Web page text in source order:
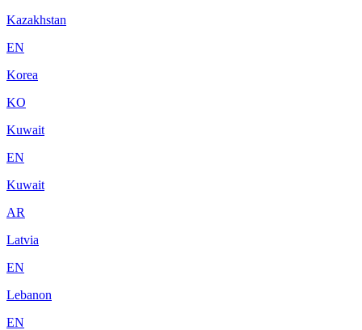
Kazakhstan
EN
Korea
KO
Kuwait
EN
Kuwait
AR
Latvia
EN
Lebanon
EN